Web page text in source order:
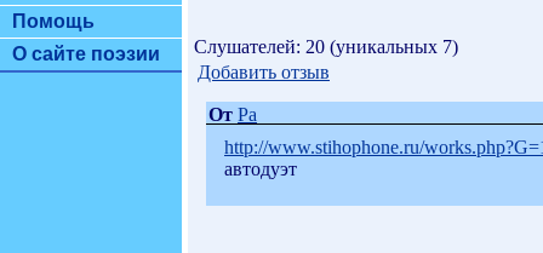
Помощь
О сайте поэзии
Слушателей: 20 (уникальных 7)
Добавить отзыв
От Ра
http://www.stihophone.ru/
автодуэт